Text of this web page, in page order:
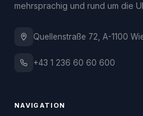
mehrsprachig und rund um die
Quellenstraße 72, A-1100
+43 1 236 60 60 600
NAVIGATION